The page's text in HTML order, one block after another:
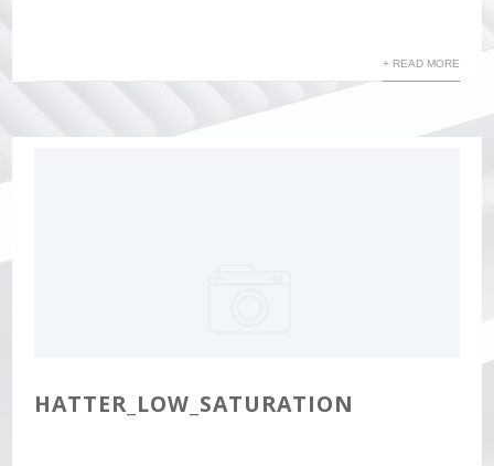
+ READ MORE
HATTER_LOW_SATURATION